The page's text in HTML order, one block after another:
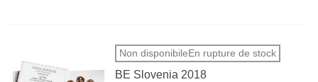
Non disponibileEn rupture de stock
BE Slovenia 2018